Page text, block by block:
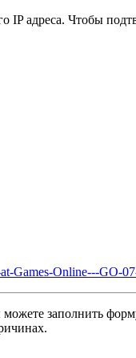
IP адреса. Чтобы
Games-Online---GO-
заполнить